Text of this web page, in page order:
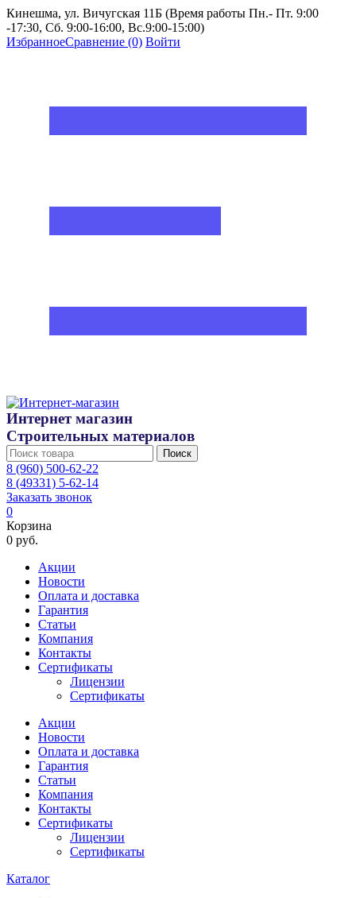
Кинешма, ул. Вичугская 11Б (Время работы Пн.- Пт. 9:00
-17:30, Сб. 9:00-16:00, Вс.9:00-15:00)
ИзбранноеСравнение (0) Войти
Интернет магазин
Строительных материалов
Поиск
8 (960) 500-62-22
8 (49331) 5-62-14
Заказать звонок
0
Корзина
0 руб.
Акции
Новости
Оплата и доставка
Гарантия
Статьи
Компания
Контакты
Сертификаты
Лицензии
Сертификаты
Акции
Новости
Оплата и доставка
Гарантия
Статьи
Компания
Контакты
Сертификаты
Лицензии
Сертификаты
Каталог